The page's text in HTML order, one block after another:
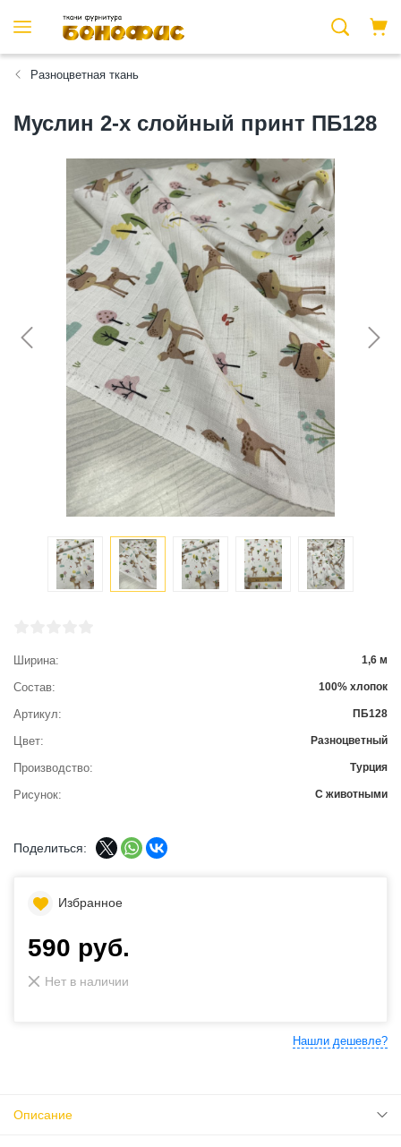
Разноцветная ткань
Муслин 2-х слойный принт ПБ128
Ширина 1,6 м
Состав 100% хлопок
Артикул ПБ128
Цвет Разноцветный
Производство Турция
Рисунок С животными
Поделиться:
Избранное
590 руб.
Нет в наличии
Нашли дешевле?
Описание